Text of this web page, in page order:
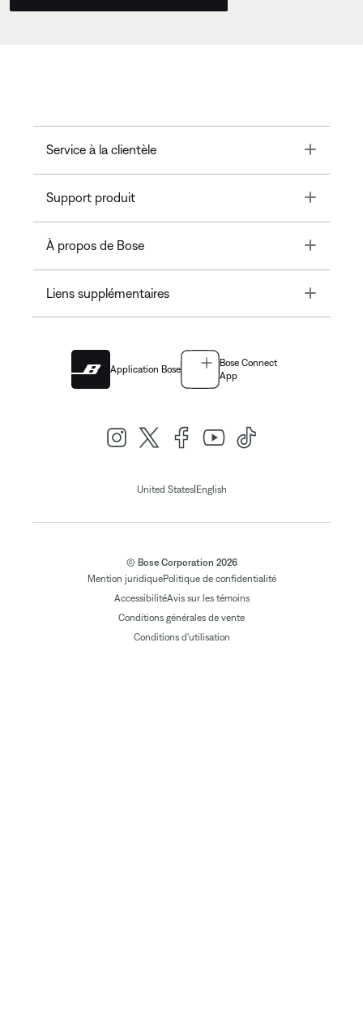
Service à la clientèle Toggle
Support produit Toggle
À propos de Bose Toggle
Liens supplémentaires Toggle
Application Bose
Bose Connect
App
United States| English
© Bose Corporation 2026
Mention juridiquePolitique de confidentialité
AccessibilitéAvis sur les témoins
Conditions générales de vente
Conditions d'utilisation